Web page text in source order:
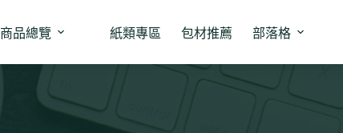
商品總覽 紙類專區 包材推薦 部落格